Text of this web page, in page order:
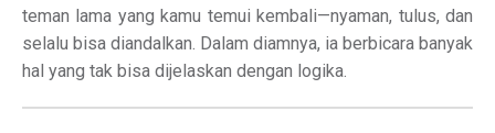
teman lama yang kamu temui kembali—nyaman, tulus, dan
selalu bisa diandalkan. Dalam diamnya, ia berbicara banyak
hal yang tak bisa dijelaskan dengan logika.